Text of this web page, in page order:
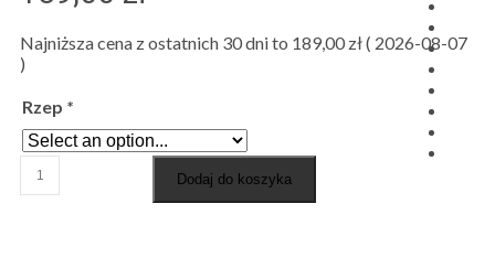
Najniższa cena z ostatnich 30 dni to 189,00 zł( 2026-08-07
)
Rzep *
Dodaj do koszyka